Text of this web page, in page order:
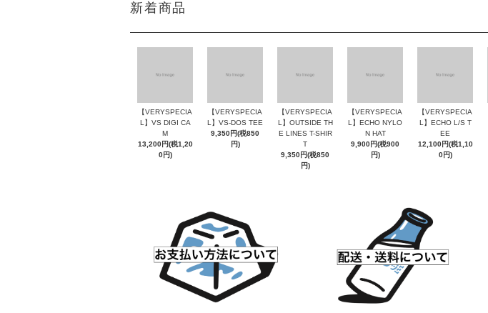
新着商品
【VERYSPECIA
L】VS DIGI CA
M
13,200円(税1,20
0円)
【VERYSPECIA
L】VS-DOS TEE
9,350円(税850
円)
【VERYSPECIA
L】OUTSIDE TH
E LINES T-SHIR
T
9,350円(税850
円)
【VERYSPECIA
L】ECHO NYLO
N HAT
9,900円(税900
円)
【VERYSPECIA
L】ECHO L/S T
EE
12,100円(税1,10
0円)